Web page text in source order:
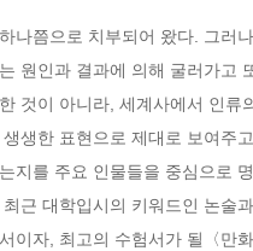
나쯤으로 치부되어 왔다. 그러
원인과 결과에 의해 굴러가고
것이 아니라, 세계사에서 인
생한 표현으로 제대로 보여주
지를 주요 인물들을 중심으로
근 대학입시의 키워드인 논술
이자, 최고의 수험서가 될〈만